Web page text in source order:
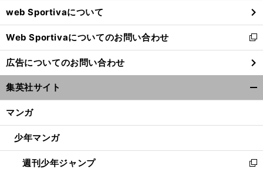
で
開
く
web Sportivaについて
Web Sportivaについてのお問い合わせ
新
し
い
ウ
ィ
ン
ウ
開
く
広告についてのお問い合わせ
集英社サイト
マンガ
少年マンガ
週刊少年ジャンプ
新